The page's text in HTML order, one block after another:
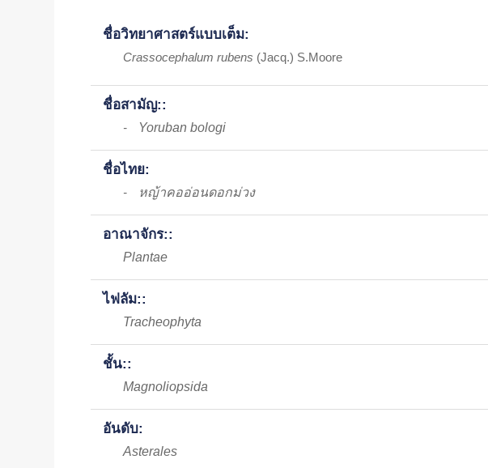
ชื่อวิทยาศาสตร์แบบเต็ม:
Crassocephalum rubens (Jacq.) S.Moore
ชื่อสามัญ::
- Yoruban bologi
ชื่อไทย:
- หญ้าคออ่อนดอกม่วง
อาณาจักร::
Plantae
ไฟลัม::
Tracheophyta
ชั้น::
Magnoliopsida
อันดับ:
Asterales